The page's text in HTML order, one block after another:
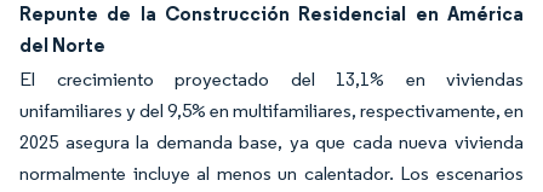
Repunte de la Construcción Residencial en América
del Norte
El crecimiento proyectado del 13,1% en viviendas
unifamiliares y del 9,5% en multifamiliares, respectivamente, en
2025 asegura la demanda base, ya que cada nueva vivienda
normalmente incluye al menos un calentador. Los escenarios